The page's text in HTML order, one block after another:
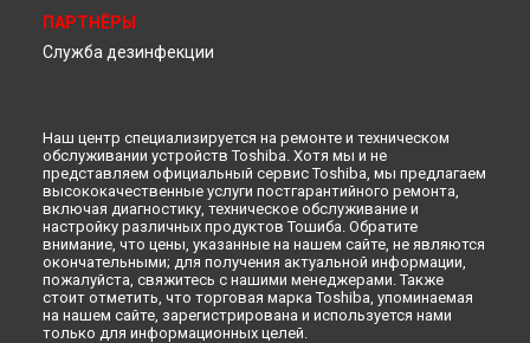
ПАРТНЁРЫ
Служба дезинфекции
Наш центр специализируется на ремонте и техническом
обслуживании устройств Toshiba. Хотя мы и не
представляем официальный сервис Toshiba, мы предлагаем
высококачественные услуги постгарантийного ремонта,
включая диагностику, техническое обслуживание и
настройку различных продуктов Тошиба. Обратите
внимание, что цены, указанные на нашем сайте, не являются
окончательными; для получения актуальной информации,
пожалуйста, свяжитесь с нашими менеджерами. Также
стоит отметить, что торговая марка Toshiba, упоминаемая
на нашем сайте, зарегистрирована и используется нами
только для информационных целей.